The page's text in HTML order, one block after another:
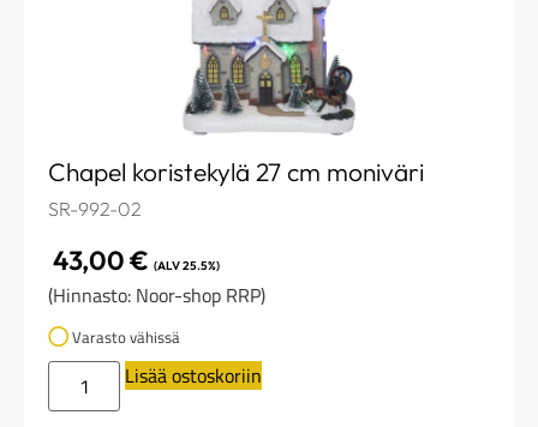
Chapel koristekylä 27 cm moniväri
SR-992-02
43,00€ (ALV 25.5%)
(Hinnasto: Noor-shop RRP)
Varasto vähissä
Lisää ostoskoriin